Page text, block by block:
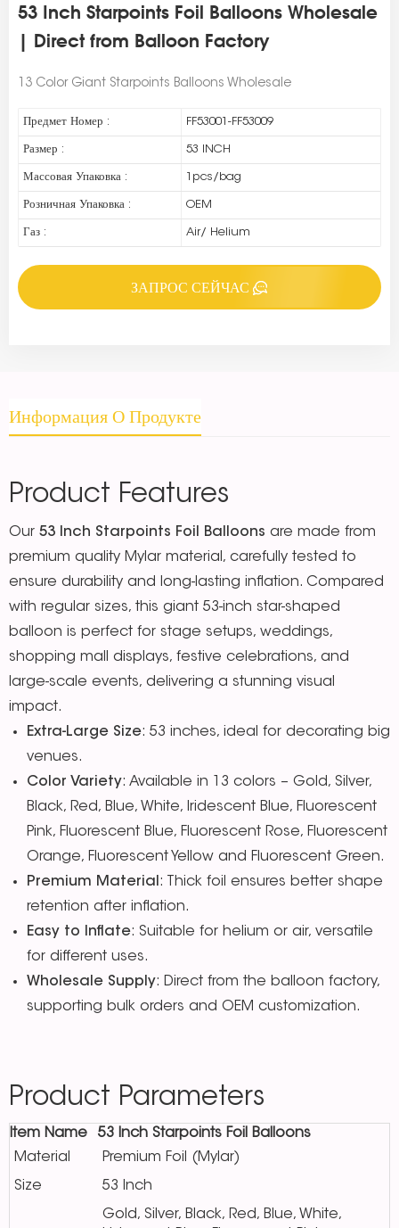
53 Inch Starpoints Foil Balloons Wholesale
| Direct from Balloon Factory
13 Color Giant Starpoints Balloons Wholesale
Предмет Номер : FF53001-FF53009
Размер : 53 INCH
Массовая Упаковка : 1pcs/bag
Розничная Упаковка : OEM
Газ : Air/ Helium
ЗАПРОС СЕЙЧАС
Информация О Продукте
Product Features
Our 53 Inch Starpoints Foil Balloons are made from
premium quality Mylar material, carefully tested to
ensure durability and long-lasting inflation. Compared
with regular sizes, this giant 53-inch star-shaped
balloon is perfect for stage setups, weddings,
shopping mall displays, festive celebrations, and
large-scale events, delivering a stunning visual
impact.
Extra-Large Size: 53 inches, ideal for decorating big
venues.
Color Variety: Available in 13 colors – Gold, Silver,
Black, Red, Blue, White, lridescent Blue, Fluorescent
Pink, Fluorescent Blue, Fluorescent Rose, Fluorescent
Orange, Fluorescent Yellow and Fluorescent Green.
Premium Material: Thick foil ensures better shape
retention after inflation.
Easy to Inflate: Suitable for helium or air, versatile
for different uses.
Wholesale Supply: Direct from the balloon factory,
supporting bulk orders and OEM customization.
Product Parameters
Item Name
53 Inch Starpoints Foil Balloons
Material
Premium Foil (Mylar)
Size
53 Inch
Gold, Silver, Black, Red, Blue, White,